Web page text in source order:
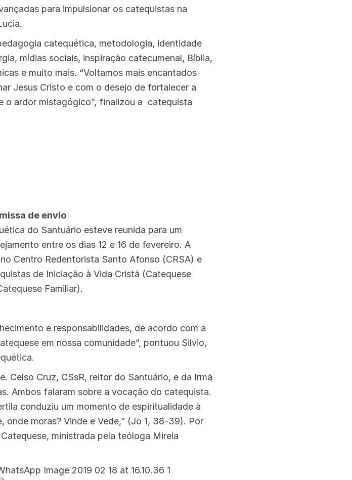
para impulsionar os catequistas na
catequética, metodologia, identidade
mídias sociais, inspiração catecumenal, Bíblia,
e muito mais. “Voltamos mais encantados
Jesus Cristo e com o desejo de fortalecer a
o ardor mistagógico”, finalizou a catequista
de envio
do Santuário esteve reunida para um
entre os dias 12 e 16 de fevereiro. A
Centro Redentorista Santo Afonso (CRSA) e
de Iniciação à Vida Cristã (Catequese
Familiar).
e responsabilidades, de acordo com a
em nossa comunidade”, pontuou Silvio,
Celso Cruz, CSsR, reitor do Santuário, e da Irmã
Ambos falaram sobre a vocação do catequista.
conduziu um momento de espiritualidade à
moras? Vinde e Vede,” (Jo 1, 38-39). Por
ministrada pela teóloga Mirela